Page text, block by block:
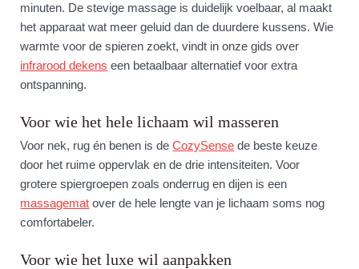
minuten. De stevige massage is duidelijk voelbaar, al maakt
het apparaat wat meer geluid dan de duurdere kussens. Wie
warmte voor de spieren zoekt, vindt in onze gids over
infrarood dekens een betaalbaar alternatief voor extra
ontspanning.
Voor wie het hele lichaam wil masseren
Voor nek, rug én benen is deCozySense de beste keuze
door het ruime oppervlak en de drie intensiteiten. Voor
grotere spiergroepen zoals onderrug en dijen is een
massagemat over de hele lengte van je lichaam soms nog
comfortabeler.
Voor wie het luxe wil aanpakken